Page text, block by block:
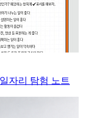
자리 탐험 노트